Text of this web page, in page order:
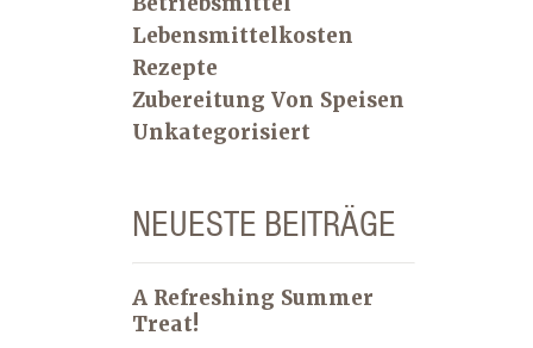
Lebensmittelkosten
Rezepte
Zubereitung Von Speisen
Unkategorisiert
NEUESTE BEITRÄGE
A Refreshing Summer
Treat!